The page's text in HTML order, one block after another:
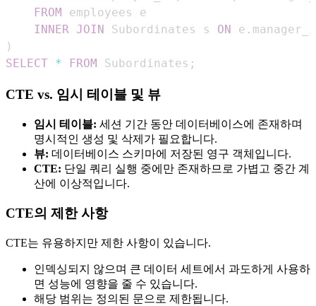
FROM
INNER JOIN Subordinates s ON e .
)
SELECT * FROM Subordinates ;
CTE vs. 임시 테이블 및 뷰
임시 테이블: 세션 기간 동안 데이터베이스에 존재하며
명시적인 생성 및 삭제가 필요합니다.
뷰: 데이터베이스 스키마에 저장된 영구 객체입니다.
CTE: 단일 쿼리 실행 중에만 존재하므로 가볍고 중간 계
산에 이상적입니다.
CTE의 제한 사항
CTE는 유용하지만 제한 사항이 있습니다.
인덱싱되지 않으며 큰 데이터 세트에서 과도하게 사용하
면 성능에 영향을 줄 수 있습니다.
해당 범위는 정의된 문으로 제한됩니다.